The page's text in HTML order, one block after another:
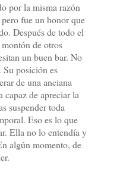
por la misma razón
fue un honor que
Después de todo el
de otros
un buen bar. No
Su posición es
de una anciana
capaz de apreciar la
suspender toda
Eso es lo que
Ella no lo entendía y
algún momento, de